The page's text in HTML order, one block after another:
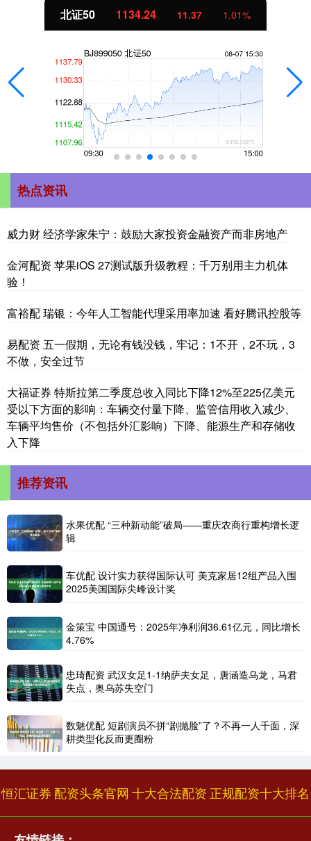
1134.24 11.37 1.01%
热点资讯
威力财 经济学家朱宁：鼓励大家投资金融资产而非房地产
金河配资 苹果iOS 27测试版升级教程：千万别用主力机体
验！
富裕配 瑞银：今年人工智能代理采用率加速 看好腾讯控股等
易配资 五一假期，无论有钱没钱，牢记：1不开，2不玩，3
不做，安全过节
大福证券 特斯拉第二季度总收入同比下降12%至225亿美元
受以下方面的影响：车辆交付量下降、监管信用收入减少、
车辆平均售价（不包括外汇影响）下降、能源生产和存储收
入下降
推荐资讯
水果优配 “三种新动能”破局——重庆农商行重构增长逻
辑
车优配 设计实力获得国际认可 美克家居12组产品入围
2025美国国际尖峰设计奖
金策宝 中国通号：2025年净利润36.61亿元，同比增长
4.76%
忠琦配资 武汉女足1-1纳萨夫女足，唐涵造乌龙，马君
失点，奥乌苏失空门
数魅优配 短剧演员不拼“剧抛脸”了？不再一人千面，深
耕类型化反而更圈粉
恒汇证券配资头条官网 十大合法配资 正规配资十大排名